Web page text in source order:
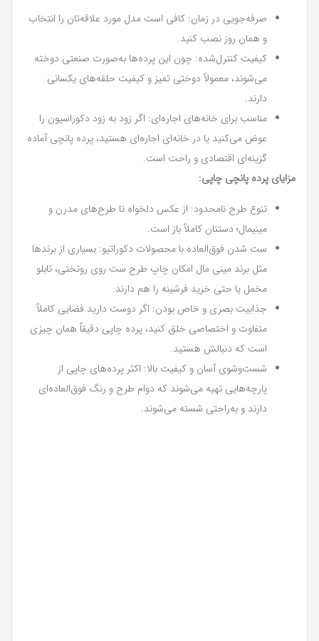
صرفه‌جویی در زمان: کافی است مدل مورد علاقه‌تان را انتخاب
و همان روز نصب کنید.
کیفیت کنترل‌شده: چون این پرده‌ها به‌صورت صنعتی دوخته
می‌شوند، معمولاً دوختی تمیز و کیفیت حلقه‌های یکسانی
دارند.
مناسب برای خانه‌های اجاره‌ای: اگر زود به زود دکوراسیون را
عوض می‌کنید یا در خانه‌ای اجاره‌ای هستید، پرده پانچی آماده
گزینه‌ای اقتصادی و راحت است.
مزایای پرده پانچی چاپی:
تنوع طرح نامحدود: از عکس دلخواه تا طرح‌های مدرن و
مینیمال؛ دستتان کاملاً باز است.
ست شدن فوق‌العاده با محصولات دکوراتیو: بسیاری از برندها
مثل برند مینی مال امکان چاپ طرح ست روی روتختی، تابلو
مخمل یا حتی خرید فرشینه را هم دارند.
جذابیت بصری و خاص بودن: اگر دوست دارید فضایی کاملاً
متفاوت و اختصاصی خلق کنید، پرده چاپی دقیقاً همان چیزی
است که دنبالش هستید.
شست‌وشوی آسان و کیفیت بالا: اکثر پرده‌های چاپی از
پارچه‌هایی تهیه می‌شوند که دوام طرح و رنگ فوق‌العاده‌ای
دارند و به‌راحتی شسته می‌شوند.